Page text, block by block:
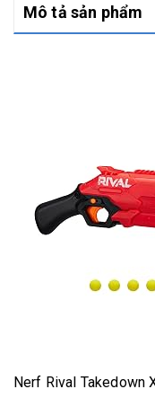
Mô tả sản phẩm
Nerf Rival Takedown